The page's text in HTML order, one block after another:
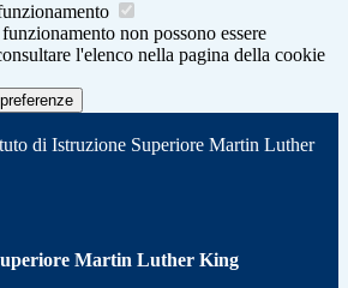
non possono essere
l'elenco nella pagina della cookie
di Istruzione Superiore Martin Luther
Martin Luther King